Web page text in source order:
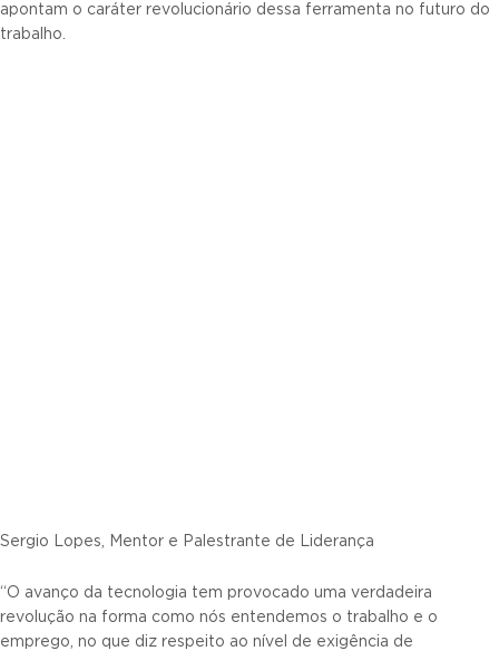
apontam o caráter revolucionário dessa ferramenta no futuro do
trabalho.
Sergio Lopes, Mentor e Palestrante de Liderança
“O avanço da tecnologia tem provocado uma verdadeira
revolução na forma como nós entendemos o trabalho e o
emprego, no que diz respeito ao nível de exigência de